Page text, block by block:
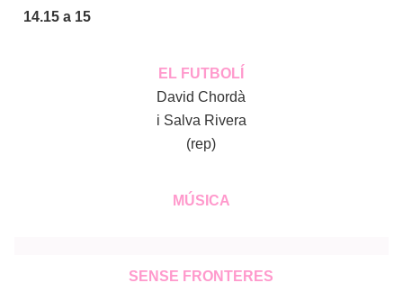
14.15 a 15
EL FUTBOLÍ
David Chordà
i Salva Rivera
(rep)
MÚSICA
SENSE FRONTERES